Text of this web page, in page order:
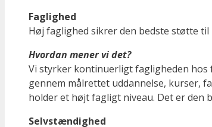
Faglighed
Høj faglighed sikrer den bedste støtte
Hvordan mener vi det?
Vi styrker kontinuerligt fagligheden hos
gennem målrettet uddannelse, kurser,
holder et højt fagligt niveau. Det er den
Selvstændighed